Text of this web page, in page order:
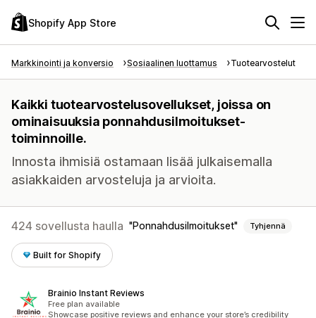
Shopify App Store
Markkinointi ja konversio Sosiaalinen luottamus Tuotearvostelut
Kaikki tuotearvostelusovellukset, joissa on
ominaisuuksia ponnahdusilmoitukset-
toiminnoille.
Innosta ihmisiä ostamaan lisää julkaisemalla
asiakkaiden arvosteluja ja arvioita.
424 sovellusta haulla Ponnahdusilmoitukset Tyhjennä
Built for Shopify
Brainio Instant Reviews
Free plan available
Showcase positive reviews and enhance your store’s credibility